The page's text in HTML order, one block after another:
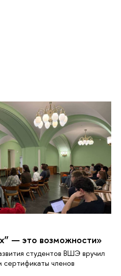
— это возможности»
студентов ВШЭ вручил
членов